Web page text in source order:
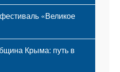
«Великое
Крыма: путь в